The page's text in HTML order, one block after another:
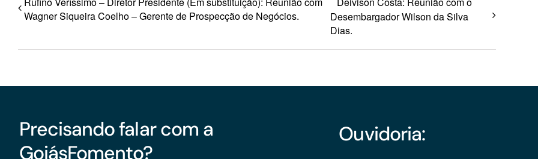
Wagner Siqueira Coelho – Gerente de Prospecção de Negócios.
Desembargador Wilson da Silva
Dias.
Precisando falar com a
GoiásFomento?
Ouvidoria: